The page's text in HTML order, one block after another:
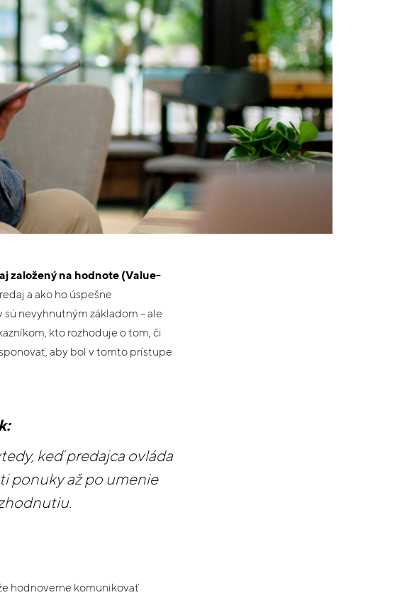
založený na hodnote (Value-
a ako ho úspešne
nevyhnutným základom – ale
kto rozhoduje o tom, či
aby bol v tomto prístupe
keď predajca ovláda
ponuky až po umenie
hodnoverne komunikovať